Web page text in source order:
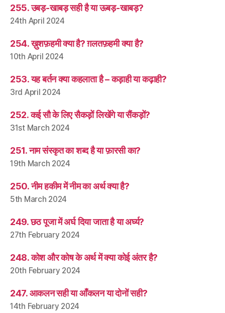
255. उबड़-खाबड़ सही है या ऊबड़-खाबड़?
24th April 2024
254. ख़ुशफ़हमी क्या है? ग़लतफ़हमी क्या है?
10th April 2024
253. यह बर्तन क्या कहलाता है – कड़ाही या कढ़ाही?
3rd April 2024
252. कई सौ के लिए सैकड़ों लिखेंगे या सैंकड़ों?
31st March 2024
251. नाम संस्कृत का शब्द है या फ़ारसी का?
19th March 2024
250. नीम हकीम में नीम का अर्थ क्या है?
5th March 2024
249. छठ पूजा में अर्घ दिया जाता है या अर्घ्य?
27th February 2024
248. कोश और कोष के अर्थ में क्या कोई अंतर है?
20th February 2024
247. आकलन सही या आँकलन या दोनों सही?
14th February 2024